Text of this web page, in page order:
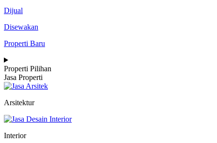
Dijual
Disewakan
Properti Baru
Properti Pilihan
Jasa Properti
Arsitektur
Interior